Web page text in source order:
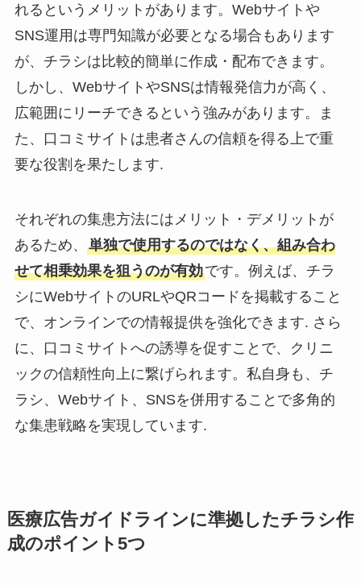
れるというメリットがあります。Webサイトや
SNS運用は専門知識が必要となる場合もあります
が、チラシは比較的簡単に作成・配布できます。
しかし、WebサイトやSNSは情報発信力が高く、
広範囲にリーチできるという強みがあります。ま
た、口コミサイトは患者さんの信頼を得る上で重
要な役割を果たします.
それぞれの集患方法にはメリット・デメリットが
あるため、 単独で使用するのではなく、組み合わ
せて相乗効果を狙うのが有効です。例えば、チラ
シにWebサイトのURLやQRコードを掲載すること
で、オンラインでの情報提供を強化できます. さら
に、口コミサイトへの誘導を促すことで、クリニ
ックの信頼性向上に繋げられます。私自身も、チ
ラシ、Webサイト、SNSを併用することで多角的
な集患戦略を実現しています.
医療広告ガイドラインに準拠したチラシ作
成のポイント5つ